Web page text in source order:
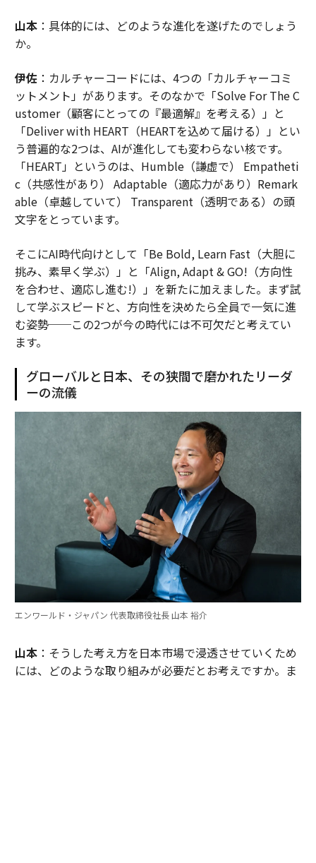
山本：具体的には、どのような進化を遂げたのでしょう
か。
伊佐：カルチャーコードには、4つの「カルチャーコミ
ットメント」があります。そのなかで「Solve For The C
ustomer（顧客にとっての『最適解』を考える）」と
「Deliver with HEART（HEARTを込めて届ける）」とい
う普遍的な2つは、AIが進化しても変わらない核です。
「HEART」というのは、Humble（謙虚で） Empatheti
c（共感性があり） Adaptable（適応力があり）Remark
able（卓越していて） Transparent（透明である）の頭
文字をとっています。
そこにAI時代向けとして「Be Bold, Learn Fast（大胆に
挑み、素早く学ぶ）」と「Align, Adapt & GO!（方向性
を合わせ、適応し進む!）」を新たに加えました。まず試
して学ぶスピードと、方向性を決めたら全員で一気に進
む姿勢──この2つが今の時代には不可欠だと考えてい
ます。
グローバルと日本、その狭間で磨かれたリーダ
ーの流儀
エンワールド・ジャパン 代表取締役社長 山本 裕介
山本：そうした考え方を日本市場で浸透させていくため
には、どのような取り組みが必要だとお考えですか。ま